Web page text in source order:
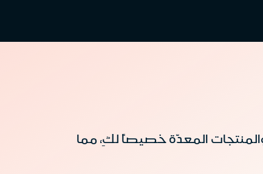
المعدّة خصيصاً لكِ، مما